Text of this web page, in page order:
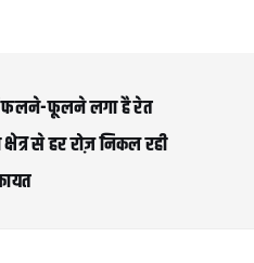
फलने-फूलने लगा है रेत
से हर रोज़ निकल रही